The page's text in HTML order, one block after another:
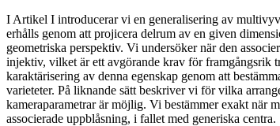
I Artikel I introducerar vi en generalisering av
erhålls genom att projicera delrum av en given
geometriska perspektiv. Vi undersöker när den
injektiv, vilket är ett avgörande krav för framgångsrik
karaktärisering av denna egenskap genom att
varieteter. På liknande sätt beskriver vi för vilka
kameraparametrar är möjlig. Vi bestämmer exakt när
associerade uppblåsning, i fallet med generiska centra.